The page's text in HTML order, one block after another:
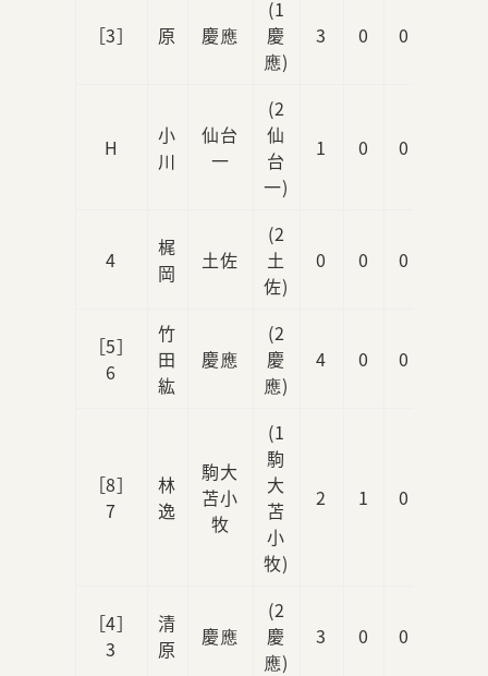
［3］ 原 慶應
(1
慶
應)
3 0 0
H
小
川
仙台
一
(2
仙
台
一)
1 0 0
4
梶
岡
土佐
(2
土
佐)
0 0 0
［5］
6
竹
田
紘
慶應
(2
慶
應)
4 0 0
［8］
7
林
逸
駒大
苫小
牧
(1
駒
大
苫
小
牧)
2 1 0
［4］
3
清
原
慶應
(2
慶
應)
3 0 0